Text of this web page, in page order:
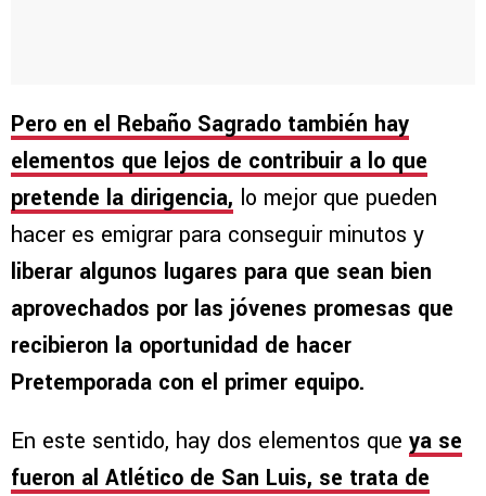
Pero en el Rebaño Sagrado también hay
elementos que lejos de contribuir a lo que
pretende la dirigencia, lo mejor que pueden
hacer es emigrar para conseguir minutos y
liberar algunos lugares para que sean bien
aprovechados por las jóvenes promesas que
recibieron la oportunidad de hacer
Pretemporada con el primer equipo.
En este sentido, hay dos elementos que ya se
fueron al Atlético de San Luis, se trata de